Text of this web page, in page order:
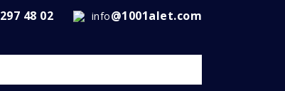
297 48 02 info@1001alet.com